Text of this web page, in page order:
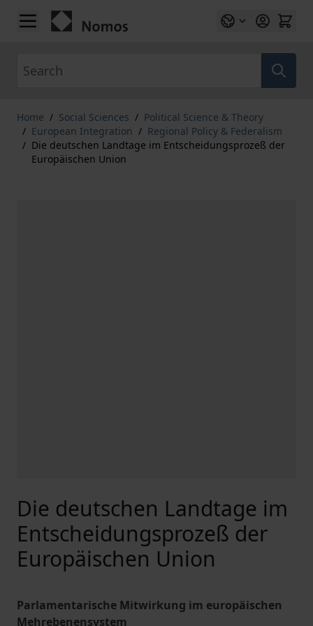
Skip to Content
Home / Social Sciences / Political Science & Theory
/ European Integration / Regional Policy & Federalism
/ Die deutschen Landtage im Entscheidungsprozeß der
Europäischen Union
Die deutschen Landtage im
Entscheidungsprozeß der
Europäischen Union
Parlamentarische Mitwirkung im europäischen
Mehrebenensystem